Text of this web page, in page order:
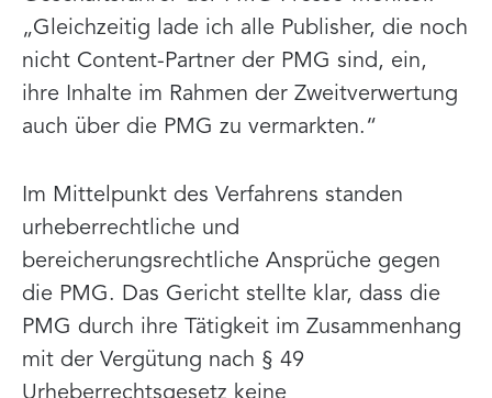
„Gleichzeitig lade ich alle Publisher, die noch
nicht Content-Partner der PMG sind, ein,
ihre Inhalte im Rahmen der Zweitverwertung
auch über die PMG zu vermarkten.“
Im Mittelpunkt des Verfahrens standen
urheberrechtliche und
bereicherungsrechtliche Ansprüche gegen
die PMG. Das Gericht stellte klar, dass die
PMG durch ihre Tätigkeit im Zusammenhang
mit der Vergütung nach § 49